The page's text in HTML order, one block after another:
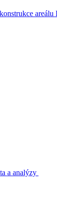
areálu
a analýzy